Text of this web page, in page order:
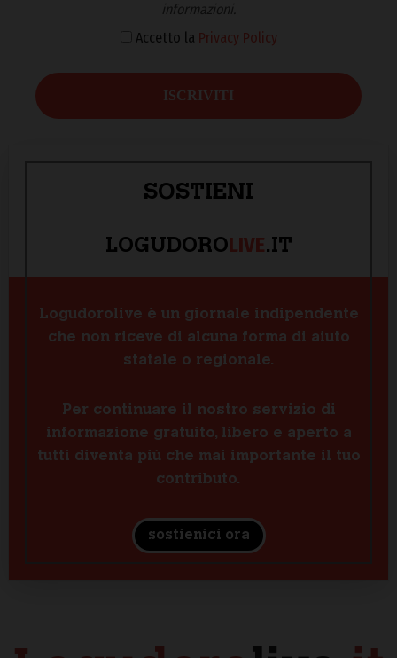
informazioni.
Accetto la Privacy Policy
SOSTIENI
LOGUDOROLIVE.IT
Logudorolive è un giornale indipendente
che non riceve di alcuna forma di aiuto
statale o regionale.
Per continuare il nostro servizio di
informazione gratuito, libero e aperto a
tutti diventa più che mai importante il tuo
contributo.
sostienici ora